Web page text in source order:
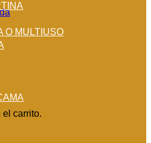
el carrito.
O MULTIUSO